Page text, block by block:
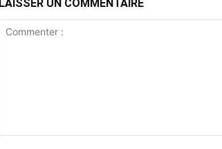
LAISSER UN COMMENTAIRE